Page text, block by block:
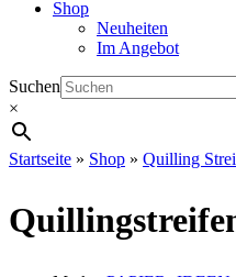
Shop
Neuheiten
Im Angebot
Suchen
×
Startseite » Shop » Quilling